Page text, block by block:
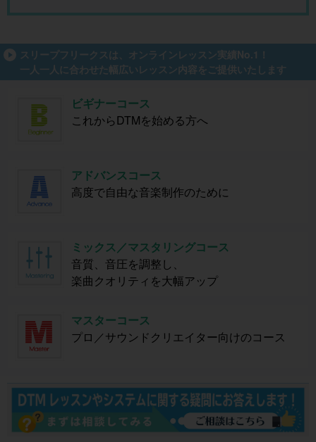
スリープフリークスは、オンラインレッスン実績No.1！
一人一人に合わせた幅広いレッスン内容をご提供いたします
ビギナーコース
これからDTMを始める方へ
アドバンスコース
高度で自由な音楽制作のために
ミックス／マスタリングコース
音質、音圧を調整し、
楽曲クオリティを大幅アップ
マスターコース
プロ／サウンドクリエイター向けのコース